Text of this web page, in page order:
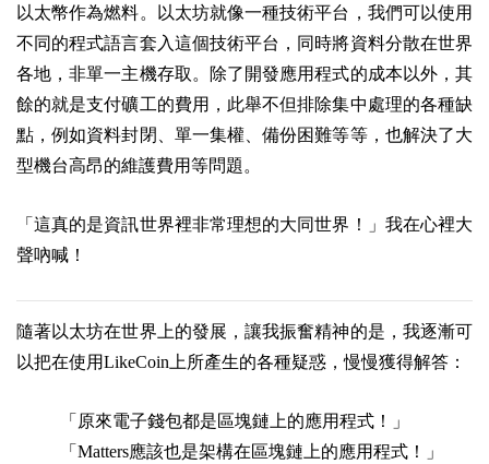
以太幣作為燃料。以太坊就像一種技術平台，我們可以使用
不同的程式語言套入這個技術平台，同時將資料分散在世界
各地，非單一主機存取。除了開發應用程式的成本以外，其
餘的就是支付礦工的費用，此舉不但排除集中處理的各種缺
點，例如資料封閉、單一集權、備份困難等等，也解決了大
型機台高昂的維護費用等問題。
「這真的是資訊世界裡非常理想的大同世界！」我在心裡大
聲吶喊！
隨著以太坊在世界上的發展，讓我振奮精神的是，我逐漸可
以把在使用LikeCoin上所產生的各種疑惑，慢慢獲得解答：
「原來電子錢包都是區塊鏈上的應用程式！」
「Matters應該也是架構在區塊鏈上的應用程式！」